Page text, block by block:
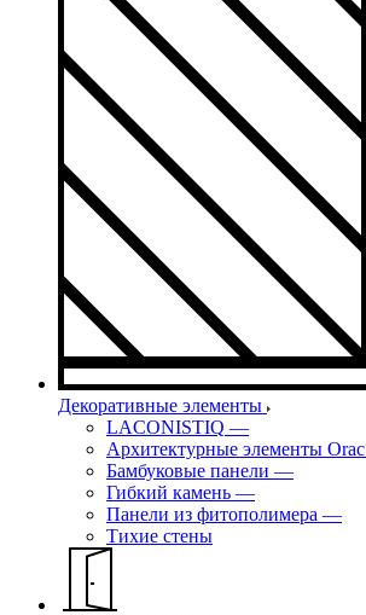
Декоративные элементы
LACONISTIQ —
Архитектурные элементы Orac
Бамбуковые панели —
Гибкий камень —
Панели из фитополимера —
Тихие стены